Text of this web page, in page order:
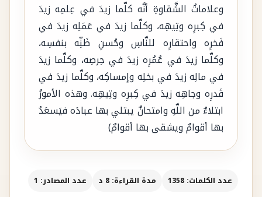
وعلاماتُ الشَّقاوةِ أنَّه كلَّما زيدَ في عِلمِه زيدَ
في كِبرِه وتِيهِه، وكلَّما زيدَ في عَمَلِه زيدَ في
فَخرِه واحتقارِه للنَّاسِ وحُسنِ ظَنِّه بنفسِه،
وكلَّما زيدَ في عُمُرِه زيدَ في حِرصِه، وكلَّما زيدَ
في مالِه زيدَ في بخلِه وإمساكِه، وكلَّما زيدَ في
قَدرِه وجاهِه زيدَ في كِبرِه وتِيهِه. وهذه الأمورُ
ابتلاءٌ من اللَّهِ وامتحانٌ يبتلي بها عبادَه فيَسعَدُ
بها أقوامٌ ويشقى بها أقوامٌ)
عدد الكلمات: 1358 مدة القراءة: 8 د عدد المصادر: 1